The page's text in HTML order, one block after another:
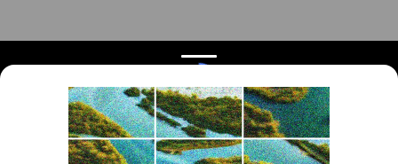
Поиск запчастей О проекте